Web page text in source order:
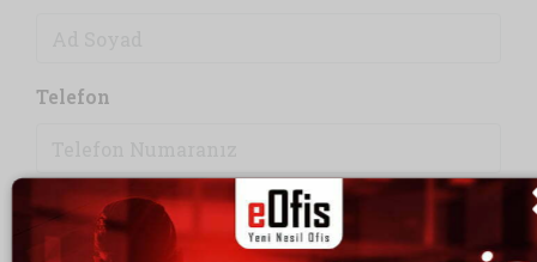
Telefon
Email Adresiniz